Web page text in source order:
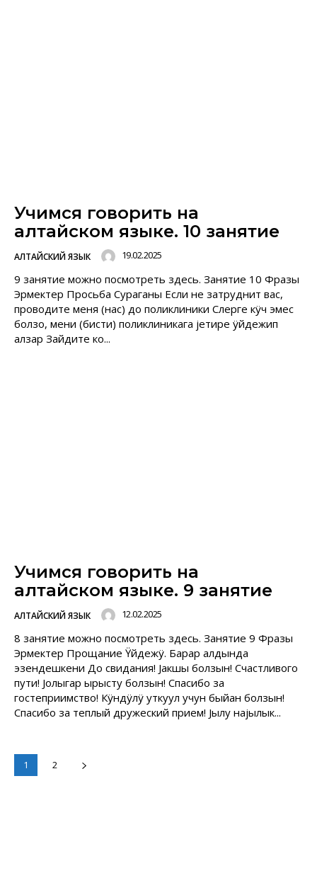
Учимся говорить на
алтайском языке. 10 занятие
АЛТАЙСКИЙ ЯЗЫК 19.02.2025
9 занятие можно посмотреть здесь. Занятие 10 Фразы
Эрмектер Просьба Сураганы Если не затруднит вас,
проводите меня (нас) до поликлиники Слерге кÿч эмес
болзо, мени (бисти) поликлиникага jетире ÿйдежип
алзар Зайдите ко...
Учимся говорить на
алтайском языке. 9 занятие
АЛТАЙСКИЙ ЯЗЫК 12.02.2025
8 занятие можно посмотреть здесь. Занятие 9 Фразы
Эрмектер Прощание Ÿйдежÿ. Барар алдында
эзендешкени До свидания! Jакшы болзын! Счастливого
пути! Jолыгар ырысту болзын! Спасибо за
гостеприимство! Кÿндÿлÿ уткуул учун быйан болзын!
Спасибо за теплый дружеский прием! Jылу наjылык...
1 2